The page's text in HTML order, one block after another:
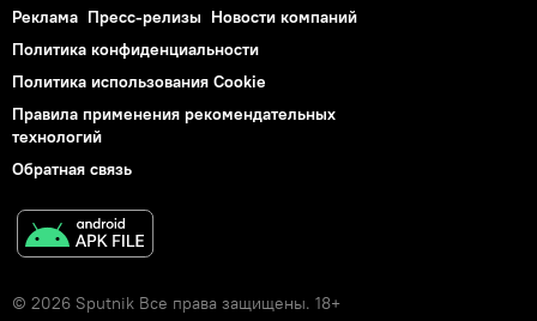
Реклама Пресс-релизы Новости компаний
Политика конфиденциальности
Политика использования Cookie
Правила применения рекомендательных
технологий
Обратная связь
© 2026 Sputnik Все права защищены. 18+